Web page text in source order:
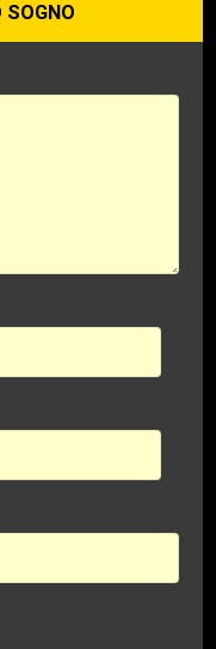
SOGNO